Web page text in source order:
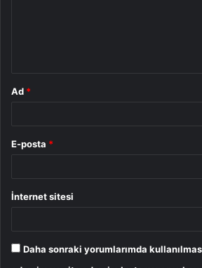
Ad *
E-posta *
İnternet sitesi
Daha sonraki yorumlarımda